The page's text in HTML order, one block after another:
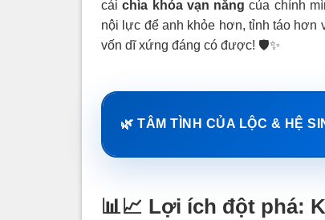
cáichìa khóa vạn năng của chính
nội lực để anh khỏe hơn, tỉnh táo hơn
vốn dĩ xứng đáng có được! 🛡️✨
🌿 TÂM TÌNH CỦA LỘC & HỆ
📊📈 Lợi ích đột phá: